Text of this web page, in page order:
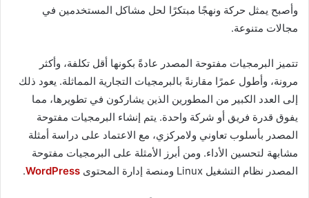
وأصبح يمثل حركة ونهجًا مبتكرًا لحل مشاكل المستخدمين في
مجالات متنوعة.
تتميز البرمجيات مفتوحة المصدر عادةً بكونها أقل تكلفة، وأكثر
مرونة، وأطول عمرًا مقارنةً بالبرمجيات التجارية المماثلة. يعود ذلك
إلى العدد الكبير من المطورين الذين يشاركون في تطويرها، مما
يفوق قدرة فريق أو شركة واحدة. يتم إنشاء البرمجيات مفتوحة
المصدر بأسلوب تعاوني ولامركزي، مع الاعتماد على دراسة أمثلة
مشابهة لتحسين الأداء. ومن أبرز الأمثلة على البرمجيات مفتوحة
المصدر نظام التشغيل Linux ومنصة إدارة المحتوى
WordPress
.